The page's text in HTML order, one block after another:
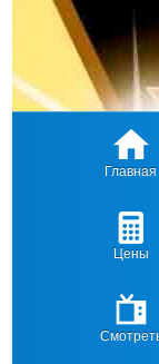
Главная
Цены